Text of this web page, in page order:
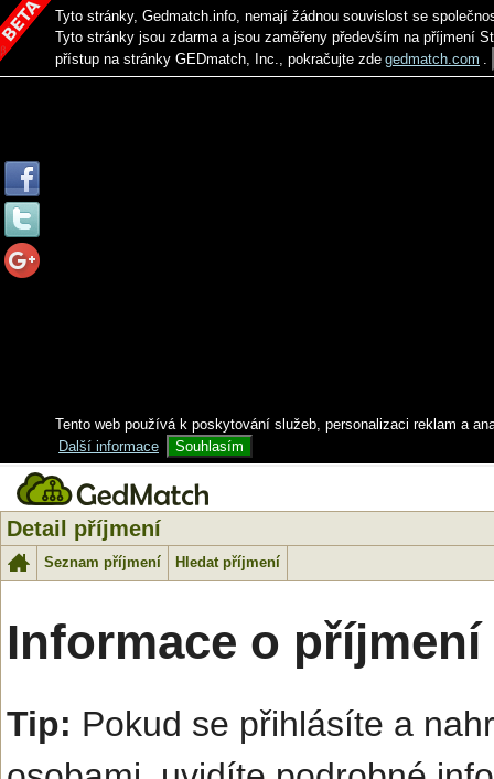
Tyto stránky, Gedmatch.info, nemají žádnou souvislost se
Tyto stránky jsou zdarma a jsou zaměřeny především na příjmení
přístup na stránky GEDmatch, Inc., pokračujte zde gedmatch.com .
Tento web používá k poskytování služeb, personalizaci reklam a
Další informace
Souhlasím
Detail příjmení
Seznam příjmení Hledat příjmení
Informace o
Tip: Pokud se přihlásíte a